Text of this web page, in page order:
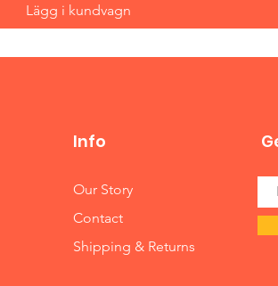
Lägg i kundvagn
Info
Our Story
Contact
Shipping & Returns